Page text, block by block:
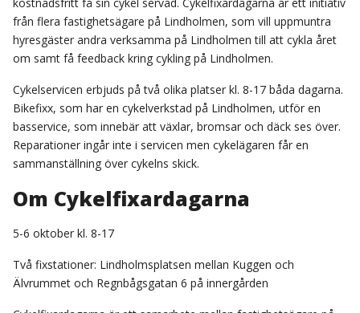
från flera fastighetsägare på Lindholmen, som vill uppmuntra
hyresgäster andra verksamma på Lindholmen till att cykla året
om samt få feedback kring cykling på Lindholmen.
Cykelservicen erbjuds på två olika platser kl. 8-17 båda dagarna.
Bikefixx, som har en cykelverkstad på Lindholmen, utför en
basservice, som innebär att växlar, bromsar och däck ses över.
Reparationer ingår inte i servicen men cykelägaren får en
sammanställning över cykelns skick.
Om Cykelfixardagarna
5-6 oktober kl. 8-17
Två fixstationer: Lindholmsplatsen mellan Kuggen och
Älvrummet och Regnbågsgatan 6 på innergården